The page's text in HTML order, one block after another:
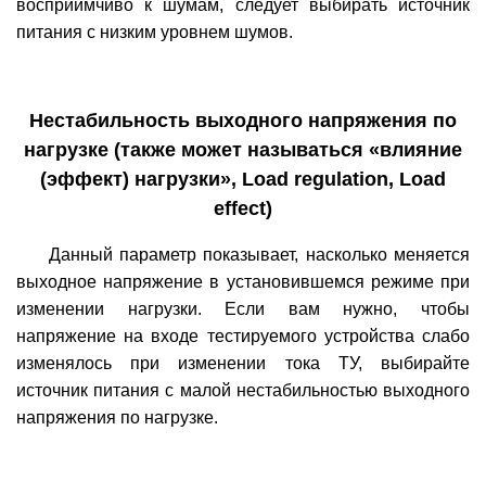
восприимчиво к шумам, следует выбирать источник
питания с низким уровнем шумов.
Нестабильность выходного напряжения по
нагрузке (также может называться «влияние
(эффект) нагрузки», Load regulation, Load
effect)
Данный параметр показывает, насколько меняется
выходное напряжение в установившемся режиме при
изменении нагрузки. Если вам нужно, чтобы
напряжение на входе тестируемого устройства слабо
изменялось при изменении тока ТУ, выбирайте
источник питания с малой нестабильностью выходного
напряжения по нагрузке.